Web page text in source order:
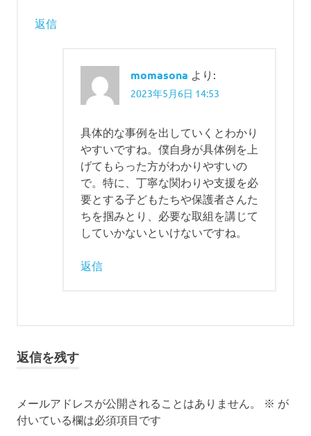
返信
momasona より:
2023年5月6日 14:53
具体的な事例を出していくとわかり
やすいですね。僕自身が具体例を上
げてもらった方がわかりやすいの
で。特に、丁寧な関わりや支援を必
要とする子どもたちや保護者さんた
ちを掴みとり、必要な取組を講じて
していかないといけないですね。
返信
返信を残す
メールアドレスが公開されることはありません。 ※ が
付いている欄は必須項目です